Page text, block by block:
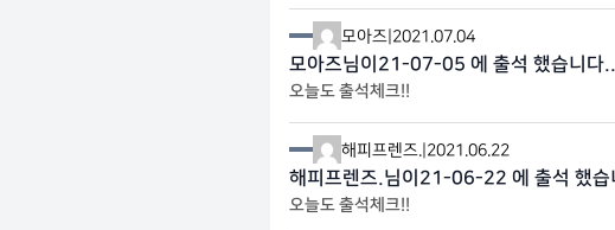
모아즈 2021.07.04
모아즈님이21-07-05 에 출석 했습니다..
오늘도 출석체크!!
해피프렌즈. 2021.06.22
해피프렌즈.님이21-06-22 에 출석 했습
오늘도 출석체크!!